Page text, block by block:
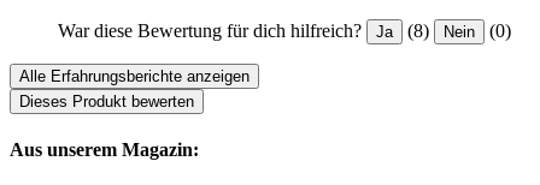
War diese Bewertung für dich hilfreich? Ja (8) Nein (0)
Alle Erfahrungsberichte anzeigen
Dieses Produkt bewerten
Aus unserem Magazin: